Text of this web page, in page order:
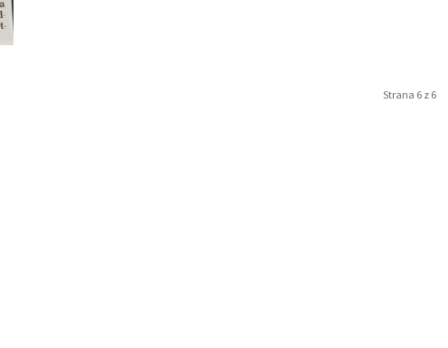
Strana 6 z 6